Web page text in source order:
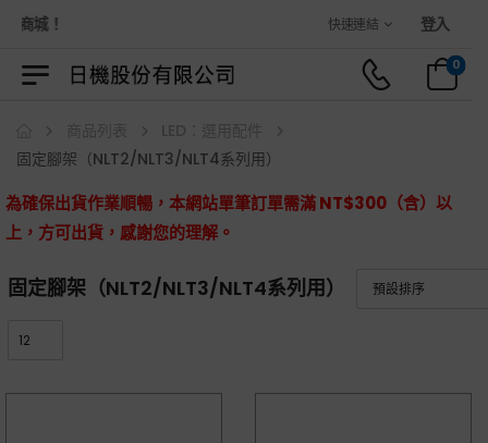
商城！ 快速連結 登入
0
固定腳架（NLT2/NLT3/NLT4系列用）
為確保出貨作業順暢，本網站單筆訂單需滿 NT$300（含）以
上，方可出貨，感謝您的理解。
固定腳架（NLT2/NLT3/NLT4系列用）